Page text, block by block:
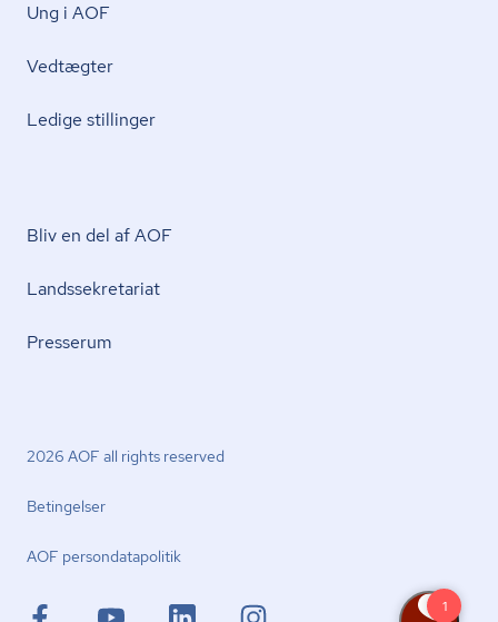
Ung i AOF
Vedtægter
Ledige stillinger
Bliv en del af AOF
Lands­se­kre­ta­ri­at
Presserum
2026 AOF all rights reserved
Betingelser
AOF per­son­da­ta­po­li­tik